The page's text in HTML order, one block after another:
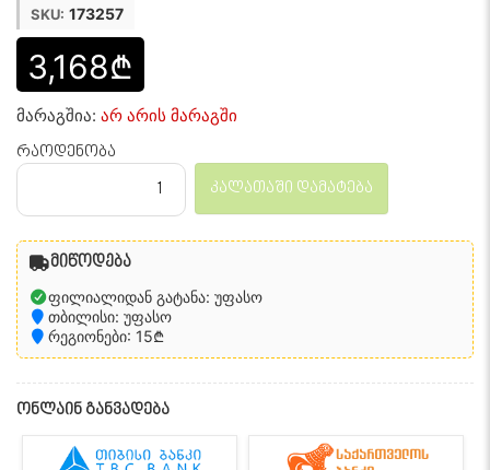
SKU: 173257
3,168₾
მარაგშია: არ არის მარაგში
რაოდენობა
კალათაში დამატება
მიწოდება
ფილიალიდან გატანა: უფასო
თბილისი: უფასო
რეგიონები: 15₾
ონლაინ განვადება